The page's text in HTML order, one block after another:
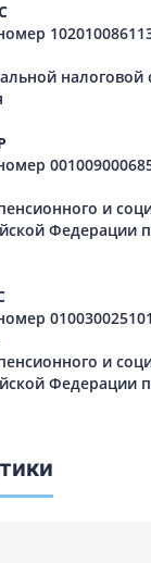
налоговой
и
Федерации
и
Федерации